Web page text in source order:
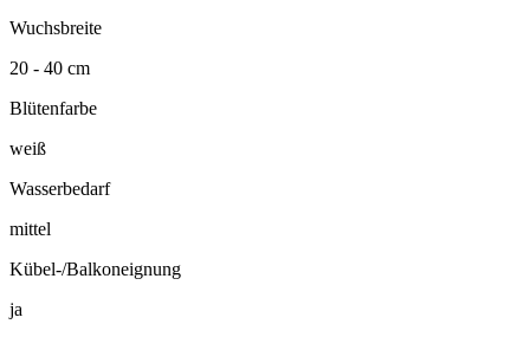
Wuchsbreite
20 - 40 cm
Blütenfarbe
weiß
Wasserbedarf
mittel
Kübel-/Balkoneignung
ja